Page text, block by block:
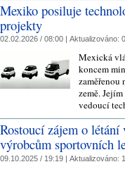
Mexiko posiluje
projekty
02.02.2026 / 08:00 | Aktualizováno:
Mexická
koncem
zaměřenou
země.
vedoucí
Rostoucí zájem o
výrobcům sportovních
09.10.2025 / 19:19 | Aktualizováno: